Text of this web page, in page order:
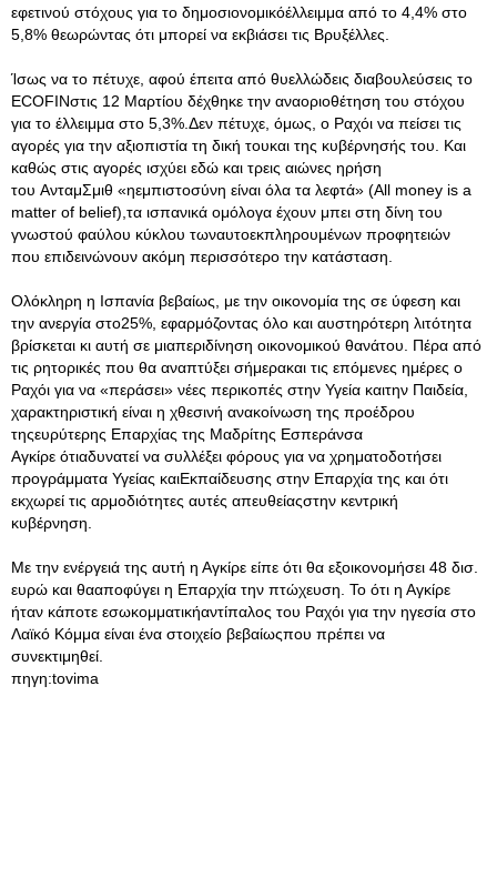
εφετινού στόχους για το δημοσιονομικόέλλειμμα από το 4,4% στο
5,8% θεωρώντας ότι μπορεί να εκβιάσει τις Βρυξέλλες.
Ίσως να το πέτυχε, αφού έπειτα από θυελλώδεις διαβουλεύσεις το
ECOFINστις 12 Μαρτίου δέχθηκε την αναοριοθέτηση του στόχου
για το έλλειμμα στο 5,3%.Δεν πέτυχε, όμως, ο Ραχόι να πείσει τις
αγορές για την αξιοπιστία τη δική τουκαι της κυβέρνησής του. Και
καθώς στις αγορές ισχύει εδώ και τρεις αιώνες ηρήση
του ΑνταμΣμιθ «ηεμπιστοσύνη είναι όλα τα λεφτά» (All money is a
matter of belief),τα ισπανικά ομόλογα έχουν μπει στη δίνη του
γνωστού φαύλου κύκλου τωναυτοεκπληρουμένων προφητειών
που επιδεινώνουν ακόμη περισσότερο την κατάσταση.
Ολόκληρη η Ισπανία βεβαίως, με την οικονομία της σε ύφεση και
την ανεργία στο25%, εφαρμόζοντας όλο και αυστηρότερη λιτότητα
βρίσκεται κι αυτή σε μιαπεριδίνηση οικονομικού θανάτου. Πέρα από
τις ρητορικές που θα αναπτύξει σήμερακαι τις επόμενες ημέρες ο
Ραχόι για να «περάσει» νέες περικοπές στην Υγεία καιτην Παιδεία,
χαρακτηριστική είναι η χθεσινή ανακοίνωση της προέδρου
τηςευρύτερης Επαρχίας της Μαδρίτης Εσπεράνσα
Αγκίρε ότιαδυνατεί να συλλέξει φόρους για να χρηματοδοτήσει
προγράμματα Υγείας καιΕκπαίδευσης στην Επαρχία της και ότι
εκχωρεί τις αρμοδιότητες αυτές απευθείαςστην κεντρική
κυβέρνηση.
Με την ενέργειά της αυτή η Αγκίρε είπε ότι θα εξοικονομήσει 48 δισ.
ευρώ και θααποφύγει η Επαρχία την πτώχευση. Το ότι η Αγκίρε
ήταν κάποτε εσωκομματικήαντίπαλος του Ραχόι για την ηγεσία στο
Λαϊκό Κόμμα είναι ένα στοιχείο βεβαίωςπου πρέπει να
συνεκτιμηθεί.
πηγη:tovima